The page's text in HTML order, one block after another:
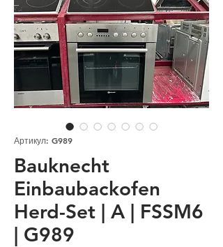
Артикул: G989
Bauknecht
Einbaubackofen
Herd-Set | A | FSSM6
| G989